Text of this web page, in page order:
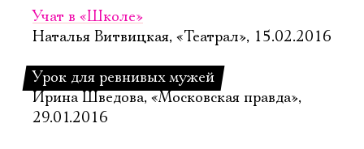
Учат в «Школе»
Наталья Витвицкая, «Театрал», 15.02.2016
Урок для ревнивых мужей
Ирина Шведова, «Московская правда»,
29.01.2016